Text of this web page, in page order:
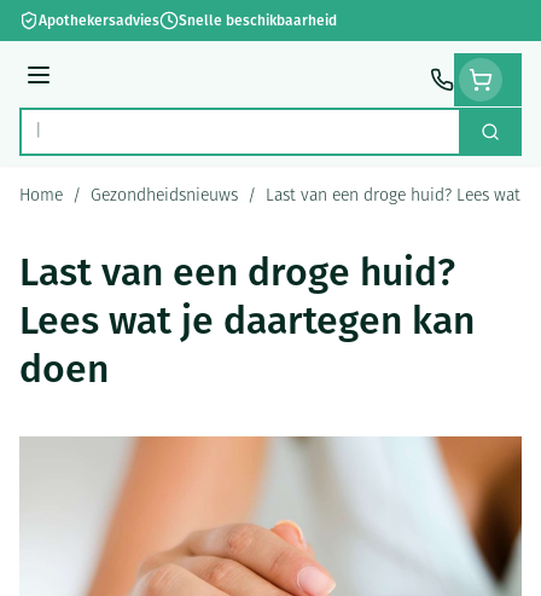
Ga naar de inhoud
Apothekersadvies Snelle beschikbaarheid
Menu
Product, merk, categorie... Zoek
Home / Gezondheidsnieuws / Last van een droge huid? Lees wat
Last van een droge huid?
Lees wat je daartegen kan
doen